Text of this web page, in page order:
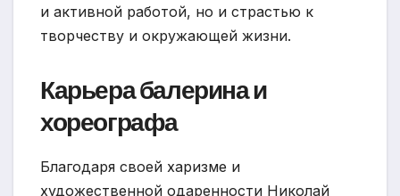
и активной работой, но и страстью к
творчеству и окружающей жизни.
Карьера балерина и
хореографа
Благодаря своей харизме и
художественной одаренности Николай